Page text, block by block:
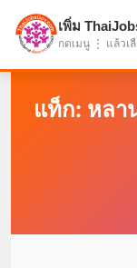
แบ่งปันโอกา
แท็ก: หลา
เพิ่ม
กดเมนู ⋮ แล้วเ